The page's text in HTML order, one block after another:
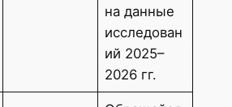
на данные
исследован
ий 2025–
2026 гг.